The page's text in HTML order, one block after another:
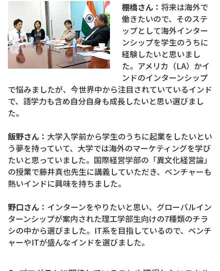
棚橋さん： 将来は海外で
働きたいので、そのステ
ップとして海外インター
ンシップを学生のうちに
経験したいと思いまし
た。アメリカ（LA）かイ
ンドのインターンシップ
で悩みましたが、今世界中から注目されていているインド
で、語学力も含め自分自身も成長したいと思い選びまし
た。
飯野さん： 大学入学前から学生のうちに起業をしたいとい
う夢を持っていて、大学では海外のマーケティングを学び
たいと思っていました。国際経営学部の「異文化経営論」
の授業で藤井真也先生に講義していただき、ベンチャーも
熱いインドに興味を持ちました。
野口さん： インターンをやりたいと思い、グローバルイン
ターンシップが案内された理工学部生向けの7種類のチラ
シの中から選びました。IT系を目指しているので、ベンチ
ャーやITが盛んなインドを選びました。